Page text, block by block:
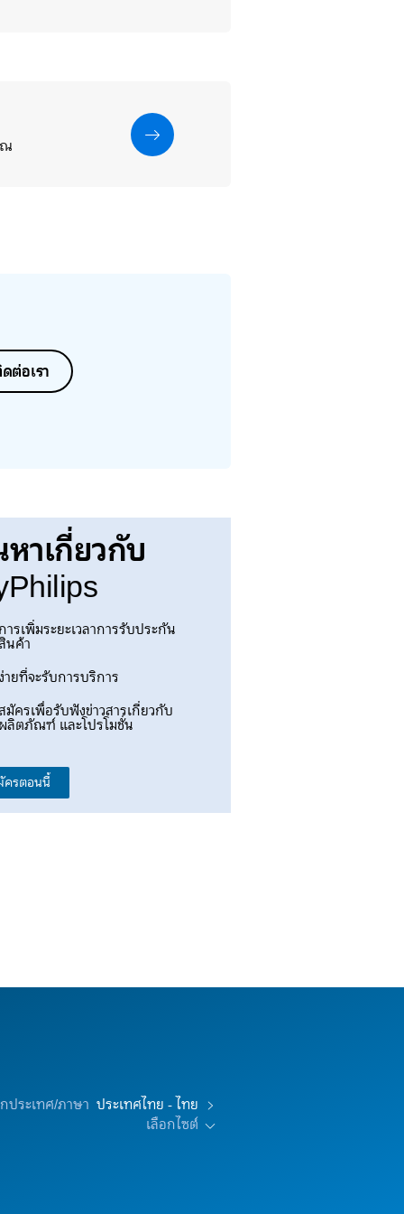
ต่อเรา
าเกี่ยวกับ
ารเพิ่มระยะเวลาการรับประกัน
นค้า
ายที่จะรับการบริการ
มัครเพื่อรับฟังข่าวสารเกี่ยวกับ
ลิตภัณฑ์ และโปรโมชั่น
ครตอนนี้
ประเทศ/ภาษา ประเทศไทย - ไทย
เลือกไซต์